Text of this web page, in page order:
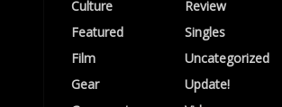
Culture
Featured
Film
Gear
Review
Singles
Uncategorized
Update!